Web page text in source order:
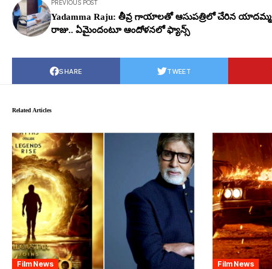
PREVIOUS POST
Yadamma Raju: తీవ్ర గాయాల‌తో ఆసుప‌త్రిలో చేరిన యాద‌మ్మ
రాజు.. ఏమైందంటూ ఆందోళ‌న‌లో ఫ్యాన్స్
SHARE TWEET
Related Articles
Film News Film News